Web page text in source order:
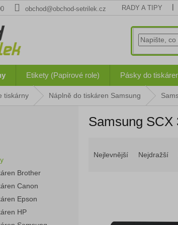
obchod@obchod-setrilek.cz RADY A TIPY
Etikety (Papírové role) Pásky do
tiskárny Náplně do tiskáren Samsung
Brother
Canon
Epson
HP
Samsung SCX
Nejlevnější Nejdražší